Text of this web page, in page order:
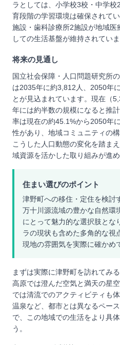
ラとしては、小学校3校・中学
育段階の学習環境は確保されて
施設・歯科診療所2施設が地域医
しての生活基盤が維持されていま
将来の見通し
国立社会保障・人口問題研究所
は2035年に約3,812人、2050年
とが見込まれています。現在（
年には約半数の規模になると推
率は現在の約45.1%から2050年
性があり、地域コミュニティの
こうした人口動態の変化を踏ま
域資源を活かした取り組みが進め
住まい選びのポイント
津野町への移住・定住を検討
万十川源流域の豊かな自然環
にとって魅力的な選択肢とな
ラの現状も含めた多角的な視
現地の雰囲気を実際に確かめ
まずは実際に津野町を訪れてみ
高原では澄んだ空気と満天の星
では清流でのアクティビティも
温泉など、都市とは異なるペー
で、この地域での生活をより具
う。